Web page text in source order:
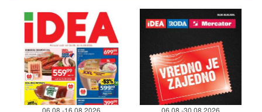
06.08.-16.08.2026 06.08.-30.08.2026